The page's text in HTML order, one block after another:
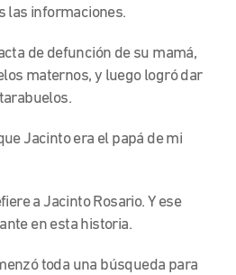
las informaciones.
de defunción de su mamá,
maternos, y luego logró dar
Jacinto era el papá de mi
a Jacinto Rosario. Y ese
en esta historia.
toda una búsqueda para